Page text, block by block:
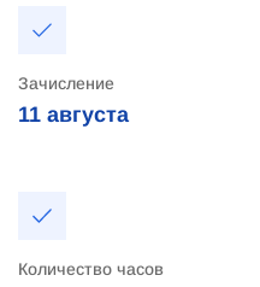
Зачисление
11 августа
Количество часов